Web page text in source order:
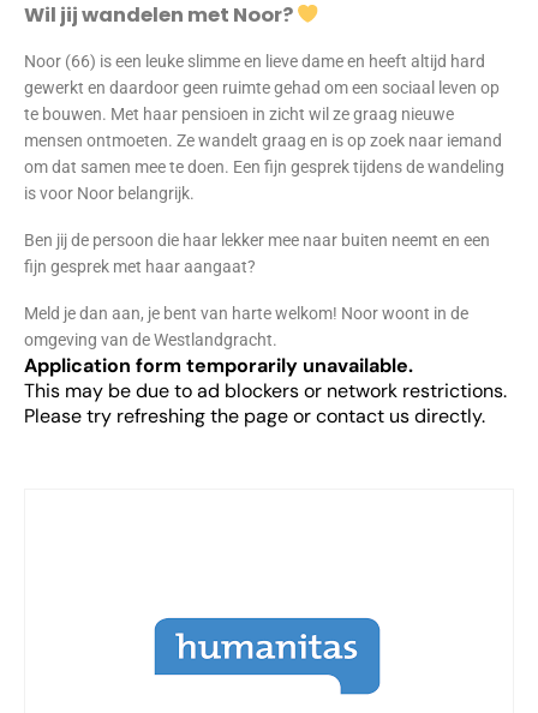
Wil jij wandelen met Noor?
Noor (66) is een leuke slimme en lieve dame en heeft altijd hard
gewerkt en daardoor geen ruimte gehad om een sociaal leven op
te bouwen. Met haar pensioen in zicht wil ze graag nieuwe
mensen ontmoeten. Ze wandelt graag en is op zoek naar iemand
om dat samen mee te doen. Een fijn gesprek tijdens de wandeling
is voor Noor belangrijk.
Ben jij de persoon die haar lekker mee naar buiten neemt en een
fijn gesprek met haar aangaat?
Meld je dan aan, je bent van harte welkom! Noor woont in de
omgeving van de Westlandgracht.
Application form temporarily unavailable.
This may be due to ad blockers or network restrictions.
Please try refreshing the page or contact us directly.